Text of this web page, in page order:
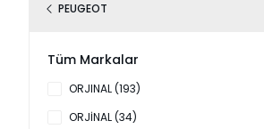
PEUGEOT
Tüm Markalar
ORJINAL (193)
ORJİNAL (34)